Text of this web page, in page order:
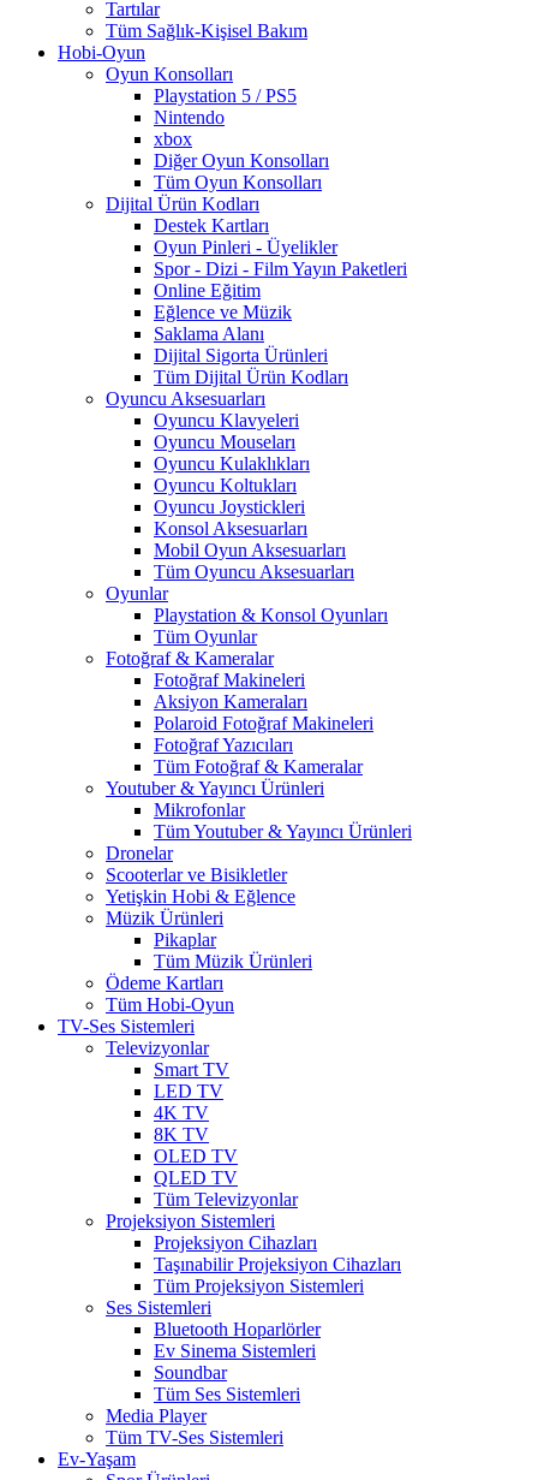
Tartılar
Tüm Sağlık-Kişisel Bakım
Hobi-Oyun
Oyun Konsolları
Playstation 5 / PS5
Nintendo
xbox
Diğer Oyun Konsolları
Tüm Oyun Konsolları
Dijital Ürün Kodları
Destek Kartları
Oyun Pinleri - Üyelikler
Spor - Dizi - Film Yayın Paketleri
Online Eğitim
Eğlence ve Müzik
Saklama Alanı
Dijital Sigorta Ürünleri
Tüm Dijital Ürün Kodları
Oyuncu Aksesuarları
Oyuncu Klavyeleri
Oyuncu Mouseları
Oyuncu Kulaklıkları
Oyuncu Koltukları
Oyuncu Joystickleri
Konsol Aksesuarları
Mobil Oyun Aksesuarları
Tüm Oyuncu Aksesuarları
Oyunlar
Playstation & Konsol Oyunları
Tüm Oyunlar
Fotoğraf & Kameralar
Fotoğraf Makineleri
Aksiyon Kameraları
Polaroid Fotoğraf Makineleri
Fotoğraf Yazıcıları
Tüm Fotoğraf & Kameralar
Youtuber & Yayıncı Ürünleri
Mikrofonlar
Tüm Youtuber & Yayıncı Ürünleri
Dronelar
Scooterlar ve Bisikletler
Yetişkin Hobi & Eğlence
Müzik Ürünleri
Pikaplar
Tüm Müzik Ürünleri
Ödeme Kartları
Tüm Hobi-Oyun
TV-Ses Sistemleri
Televizyonlar
Smart TV
LED TV
4K TV
8K TV
OLED TV
QLED TV
Tüm Televizyonlar
Projeksiyon Sistemleri
Projeksiyon Cihazları
Taşınabilir Projeksiyon Cihazları
Tüm Projeksiyon Sistemleri
Ses Sistemleri
Bluetooth Hoparlörler
Ev Sinema Sistemleri
Soundbar
Tüm Ses Sistemleri
Media Player
Tüm TV-Ses Sistemleri
Ev-Yaşam